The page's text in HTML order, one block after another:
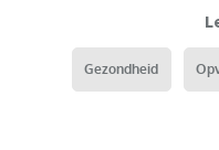
Gezondheid